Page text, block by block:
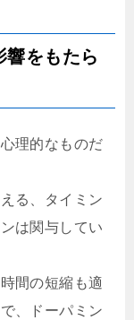
響をもたら
理的なものだ
る、タイミン
は関与してい
間の短縮も適
、ドーパミン